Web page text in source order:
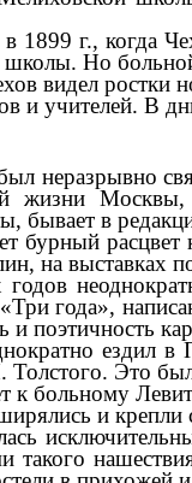
в 1899 г.,
школы. Но
видел ростки
учителей. В
неразрывно
жизни Москвы,
бывает в
бурный
на выставках
года»,
и поэтичность
ездил в
Это
к больному
и крепли